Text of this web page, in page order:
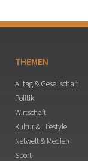
THEMEN
Alltag & Gesellschaft
Politik
Wirtschaft
Kultur & Lifestyle
Netwelt & Medien
Sport